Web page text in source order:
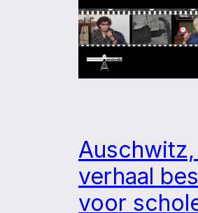
verhaal
voor